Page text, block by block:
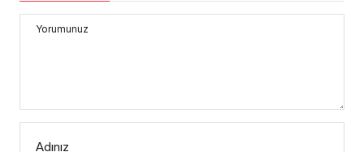
Yorumunuz
Adınız